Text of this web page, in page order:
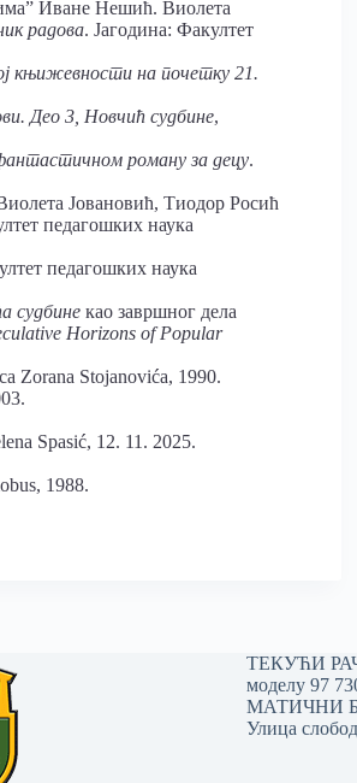
Иване Нешић. Виолета
радова. Јагодина: Факултет
књижевности на почетку 21.
Део 3, Новчић судбине,
роману за децу.
Јовановић, Тиодор Росић
педагошких наука
педагошких наука
судбине као завршног дела
Horizons of Popular
Zorana Stojanovića, 1990.
Spasić, 12. 11. 2025.
1988.
ТЕКУЋИ
моделу 97
МАТИЧНИ
Улица